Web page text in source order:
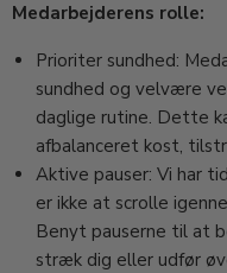
Medarbejderens rolle:
Prioriter sundhed:
sundhed og velvære
daglige rutine. Dette
afbalanceret kost,
Aktive pauser: Vi har
er ikke at scrolle
Benyt pauserne til at
stræk dig eller udfør